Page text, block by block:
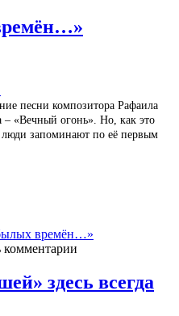
песни композитора Рафаила
– «Вечный огонь». Но, как это
люди запоминают по её первым
времён…»
комментарии
здесь всегда